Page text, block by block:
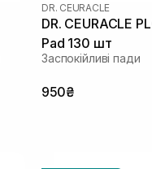
DR. CEURACLE
DR. CEURACLE
Pad 130 шт
Заспокійливі пади
950₴